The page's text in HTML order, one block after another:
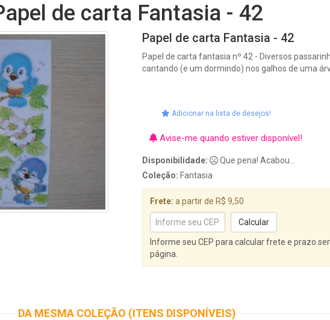
de carta Fantasia - 42
Papel de carta Fantasia - 42
Papel de carta fantasia nº 42 - Diversos
cantando (e um dormindo) nos galhos de uma
Adicionar na lista de desejos!
Avise-me quando estiver disponível!
Disponibilidade:
Que pena! Acabou...
Coleção: Fantasia
Frete: a partir de R$ 9,50
Informe seu CEP para calcular frete e prazo
página.
DA MESMA COLEÇÃO (ITENS DISPONÍVEIS)